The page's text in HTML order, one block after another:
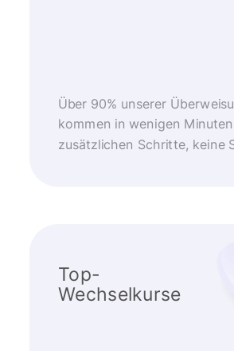
Über 90% unserer
kommen in wenigen
zusätzlichen Schritte, keine
Top-
Wechselkurse